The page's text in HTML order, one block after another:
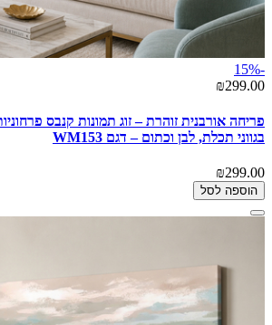
-15%
₪299.00
פריחה אורבנית זוהרת – זוג תמונות קנבס
בגווני תכלת, לבן וכתום – דגם WM153
₪299.00
הוספה לסל